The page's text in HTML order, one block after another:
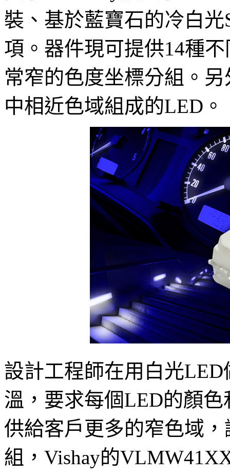
裝、基於藍寶石的冷白
項。器件現可提供14種
常窄的色度坐標分組。
中相近色域組成的LED。
設計工程師在用白光
溫，要求每個LED的顏
供給客戶更多的窄色域
組，Vishay的